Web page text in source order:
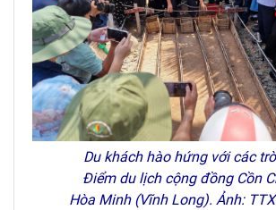
Du khách hào hứng với các
Điểm du lịch cộng đồng Cồn
Hòa Minh (Vĩnh Long). Ảnh: